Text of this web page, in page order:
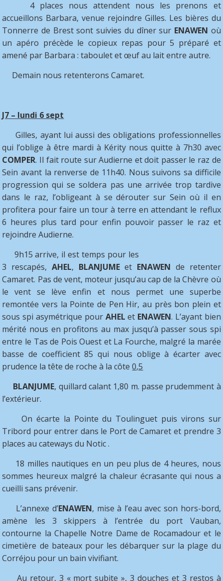
4 places nous attendent nous les prenons et
accueillons Barbara, venue rejoindre Gilles. Les bières du
Tonnerre de Brest sont suivies du dîner sur ENAWEN où
un apéro précède le copieux repas pour 5 préparé et
amené par Barbara : taboulet et œuf au lait entre autre.
Demain nous retenterons Camaret.
J7 – lundi 6 sept
Gilles, ayant lui aussi des obligations professionnelles
qui l’oblige à être mardi à Kérity nous quitte à 7h30 avec
COMPER. Il fait route sur Audierne et doit passer le raz de
Sein avant la renverse de 11h40. Nous suivons sa difficile
progression qui se soldera pas une arrivée trop tardive
dans le raz, l’obligeant à se dérouter sur Sein où il en
profitera pour faire un tour à terre en attendant le reflux
6 heures plus tard pour enfin pouvoir passer le raz et
rejoindre Audierne.
9h15 arrive, il est temps pour les
3 rescapés, AHEL, BLANJUMEet ENAWEN de retenter
Camaret. Pas de vent, moteur jusqu’au cap de la Chèvre où
le vent se lève enfin et nous permet une superbe
remontée vers la Pointe de Pen Hir, au près bon plein et
sous spi asymétrique pour AHEL et ENAWEN. L’ayant bien
mérité nous en profitons au max jusqu’à passer sous spi
entre le Tas de Pois Ouest et La Fourche, malgré la marée
basse de coefficient 85 qui nous oblige à écarter avec
prudence la tête de roche à la côte0,5
BLANJUME, quillard calant 1,80 m. passe prudemment à
l’extérieur.
On écarte la Pointe du Toulinguet puis virons sur
Tribord pour entrer dans le Port de Camaret et prendre 3
places au cateways du Notic .
18 milles nautiques en un peu plus de 4 heures, nous
sommes heureux malgré la chaleur écrasante qui nous a
cueilli sans prévenir.
L’annexe d’ENAWEN, mise à l’eau avec son hors-bord,
amène les 3 skippers à l’entrée du port Vauban,
contourne la Chapelle Notre Dame de Rocamadour et le
cimetière de bateaux pour les débarquer sur la plage du
Corréjou pour un bain vivifiant.
Au retour, 3 « mort subite », 3 douches et 3 restos à